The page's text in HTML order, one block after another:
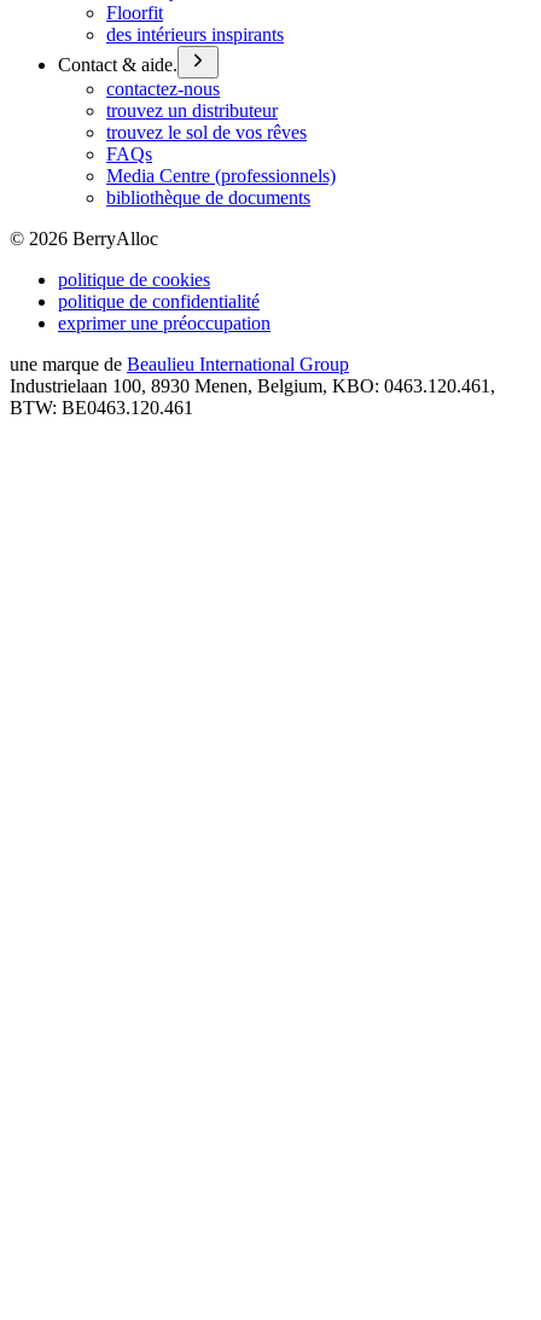
Floorfit
des intérieurs inspirants
Contact & aide.
contactez-nous
trouvez un distributeur
trouvez le sol de vos rêves
FAQs
Media Centre (professionnels)
bibliothèque de documents
© 2026 BerryAlloc
politique de cookies
politique de confidentialité
exprimer une préoccupation
une marque de Beaulieu International Group
Industrielaan 100, 8930 Menen, Belgium, KBO: 0463.120.461,
BTW: BE0463.120.461